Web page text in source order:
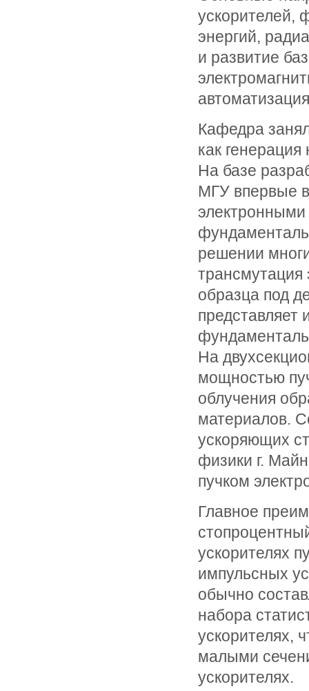
ускорителей,
энергий,
и развитие
Кафедра
как
На базе
МГУ впервые
решении
трансмутация
образца под
представляет
На
мощностью
облучения
материалов.
ускоряющих
физики г.
пучком
Главное
ускорителях
импульсных
обычно
набора
ускорителях,
малыми
ускорителях.